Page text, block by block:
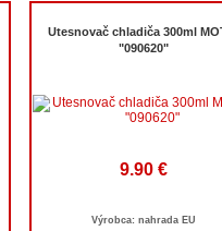
Utesnovač chladiča 300ml
"090620"
9.90 €
Výrobca: nahrada EU